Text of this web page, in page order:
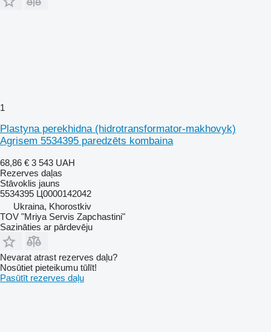
1
Plastyna perekhidna (hidrotransformator-makhovyk)
Agrisem 5534395 paredzēts kombaina
68,86 € 3 543 UAH
Rezerves daļas
Stāvoklis jauns
5534395 Ц0000142042
Ukraina, Khorostkiv
TOV "Mriya Servis Zapchastini"
Sazināties ar pārdevēju
Nevarat atrast rezerves daļu?
Nosūtiet pieteikumu tūlīt!
Pasūtīt rezerves daļu